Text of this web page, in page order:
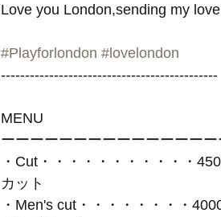
Love you London,sending my
#Playforlondon #lovelondon
---------------------------------------------
MENU
ーーーーーーーーーーーーーーー
・Cut・・・・・・・・・・・
カット
・Men's cut・・・・・・・・